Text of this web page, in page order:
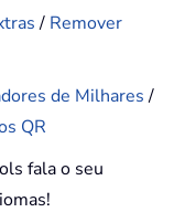
/ Remover
de Milhares/
QR
fala o seu